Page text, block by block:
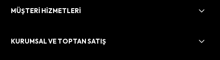
MÜŞTERİ HİZMETLERİ
KURUMSAL VE TOPTAN SATIŞ